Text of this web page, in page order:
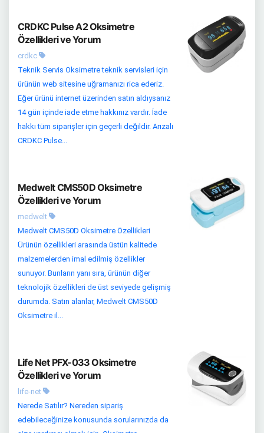
CRDKC Pulse A2 Oksimetre
Özellikleri ve Yorum
crdkc
Teknik Servis Oksimetre teknik servisleri için
ürünün web sitesine uğramanızı rica ederiz.
Eğer ürünü internet üzerinden satın aldıysanız
14 gün içinde iade etme hakkınız vardır. İade
hakkı tüm siparişler için geçerli değildir. Arızalı
CRDKC Pulse...
Medwelt CMS50D Oksimetre
Özellikleri ve Yorum
medwelt
Medwelt CMS50D Oksimetre Özellikleri
Ürünün özellikleri arasında üstün kalitede
malzemelerden imal edilmiş özellikler
sunuyor. Bunların yanı sıra, ürünün diğer
teknolojik özellikleri de üst seviyede gelişmiş
durumda. Satın alanlar, Medwelt CMS50D
Oksimetre il...
Life Net PFX-033 Oksimetre
Özellikleri ve Yorum
life-net
Nerede Satılır? Nereden sipariş
edebileceğinize konusunda sorularınızda da